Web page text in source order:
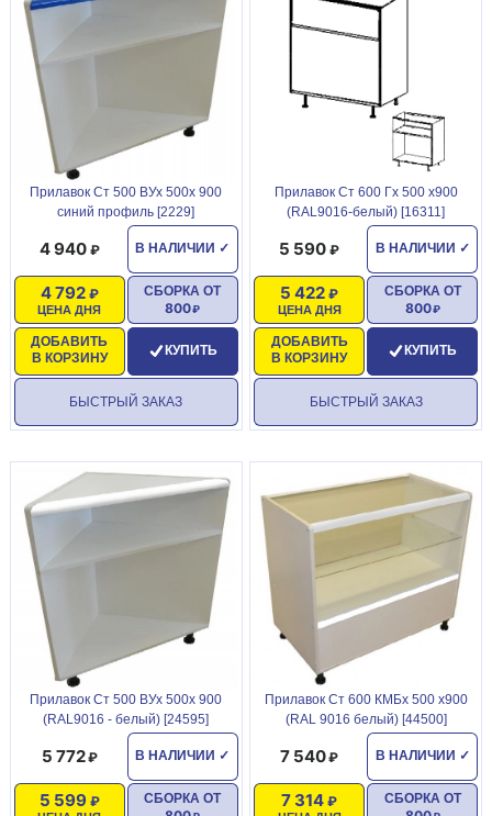
Прилавок Ст 500 ВУх 500х 900
синий профиль [2229]
В НАЛИЧИИ ✓
4 940
ЦЕНА ДНЯ
4 792
ДОБАВИТЬ
В КОРЗИНУ
СБОРКА ОТ
800
КУПИТЬ
БЫСТРЫЙ ЗАКАЗ
Прилавок Ст 600 Гх 500 х900
(RAL9016-белый) [16311]
В НАЛИЧИИ ✓
5 590
ЦЕНА ДНЯ
5 422
ДОБАВИТЬ
В КОРЗИНУ
СБОРКА ОТ
800
КУПИТЬ
БЫСТРЫЙ ЗАКАЗ
Прилавок Ст 500 ВУх 500х 900
(RAL9016 - белый) [24595]
В НАЛИЧИИ ✓
5 772
5 599 СБОРКА ОТ
Прилавок Ст 600 КМБх 500 х900
(RAL 9016 белый) [44500]
В НАЛИЧИИ ✓
7 540
7 314 СБОРКА ОТ